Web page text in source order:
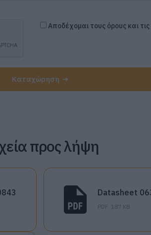
Αποδέχομαι τους όρους και
Καταχώρηση
προς λήψη
Datasheet
PDF 187 KB